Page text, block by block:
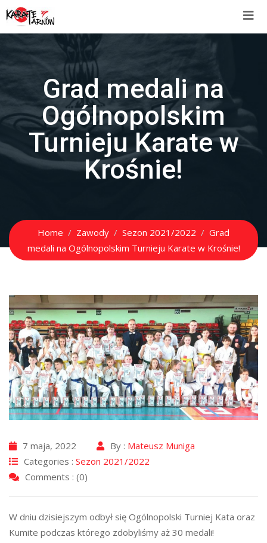
Grad medali na
Ogólnopolskim
Turnieju Karate w
Krośnie!
Home Zawody Sezon 2021/2022
Grad
medali na Ogólnopolskim Turnieju Karate w Krośnie!
7 maja, 2022 By : Mateusz Muniga
Categories : Sezon 2021/2022
Comments : (0)
W dniu dzisiejszym odbył się Ogólnopolski Turniej Kata oraz
Kumite podczas którego zdobyliśmy aż 30 medali!